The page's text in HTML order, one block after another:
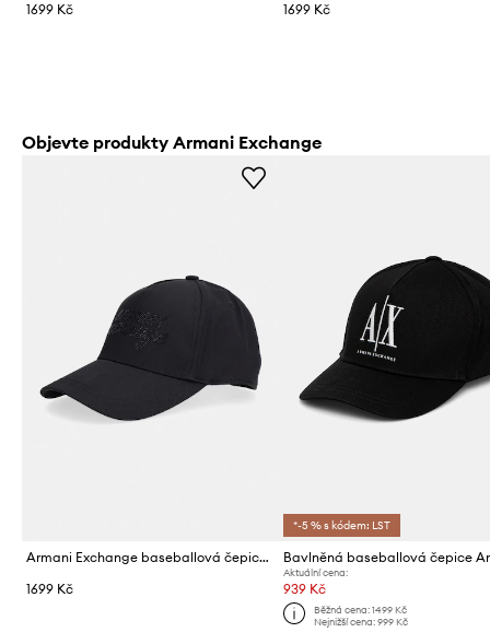
1699 Kč
1699 Kč
Objevte produkty Armani Exchange
Armani Exchange baseballová čepice dámská bavlněná
1699 Kč
*-5 % s kódem: LST
Aktuální cena:
939 Kč
Běžná cena: 1499 Kč
Nejnižší cena: 999 Kč